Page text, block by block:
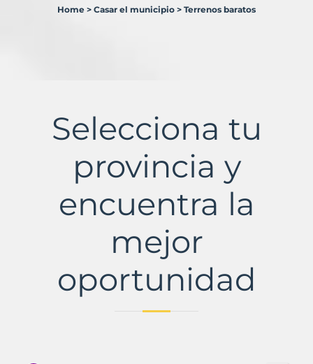
Murbalands
Home > Casar el municipio > Terrenos baratos
Selecciona tu
provincia y
encuentra la
mejor
oportunidad